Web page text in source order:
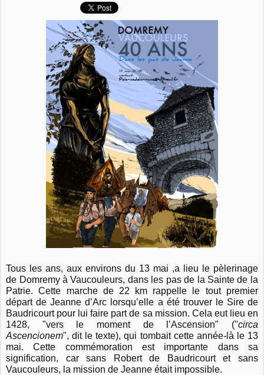
Tous les ans, aux environs du 13 mai ,a lieu le pèlerinage
de Domremy à Vaucouleurs, dans les pas de la Sainte de la
Patrie. Cette marche de 22 km rappelle le tout premier
départ de Jeanne d’Arc lorsqu’elle a été trouver le Sire de
Baudricourt pour lui faire part de sa mission. Cela eut lieu en
1428, "vers le moment de l’Ascension" ("circa
Ascencionem", dit le texte), qui tombait cette année-là le 13
mai. Cette commémoration est importante dans sa
signification, car sans Robert de Baudricourt et sans
Vaucouleurs, la mission de Jeanne était impossible.